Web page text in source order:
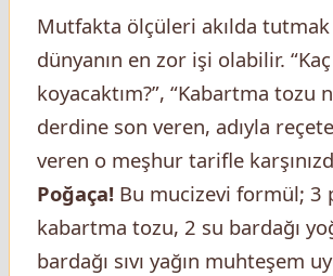
Mutfakta ölçüleri akılda tutmak
dünyanın en zor işi olabilir.
koyacaktım?”, “Kabartma tozu
derdine son veren, adıyla
veren o meşhur tarifle
Poğaça! Bu mucizevi formül; 3
kabartma tozu, 2 su bardağı
bardağı sıvı yağın muhteşem